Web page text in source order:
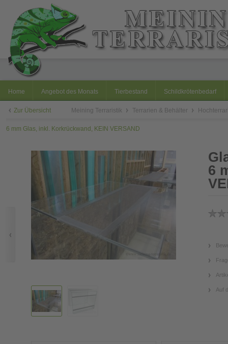
Home Angebot des Monats Tierbestand Schildkrötenbedarf
Zur Übersicht Meining Terraristik Terrarien & Behälter
6 mm Glas, inkl. Korkrückwand, KEIN VERSAND
6
Auf